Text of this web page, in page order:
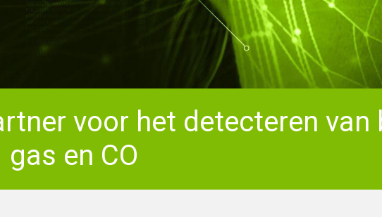
voor het detecteren van
gas en CO​